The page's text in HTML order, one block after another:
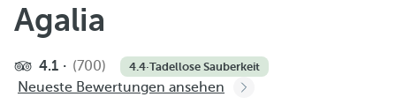
Agalia
4.1 (700) 4.4·Tadellose Sauberkeit
Neueste Bewertungen ansehen